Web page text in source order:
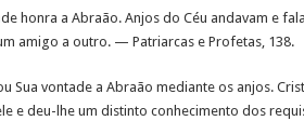
honra a Abraão. Anjos do Céu andavam e
amigo a outro. — Patriarcas e Profetas, 138.
Sua vontade a Abraão mediante os anjos.
e deu-lhe um distinto conhecimento dos